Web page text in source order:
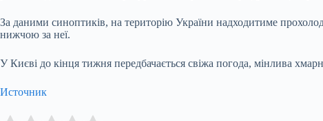
За даними синоптиків, на територію України надходитиме
нижчою за неї.
У Києві до кінця тижня передбачається свіжа погода, мінлива
Источник